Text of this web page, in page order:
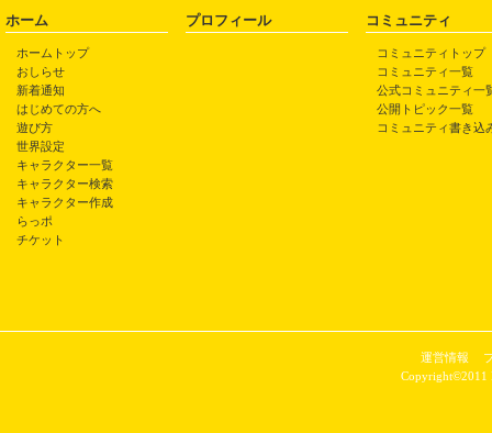
ホーム
ホームトップ
おしらせ
新着通知
はじめての方へ
遊び方
世界設定
キャラクター一覧
キャラクター検索
キャラクター作成
らっポ
チケット
プロフィール コミュニティ
コミュニティトップ
コミュニティ一覧
公式コミュニティ一
公開トピック一覧
コミュニティ書き込
運営情報
Copyright©2011